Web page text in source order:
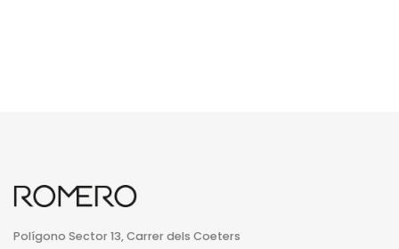
Polígono Sector 13, Carrer dels Coeters